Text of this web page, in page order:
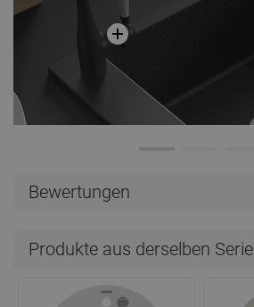
Bewertungen
Produkte aus derselben Serie